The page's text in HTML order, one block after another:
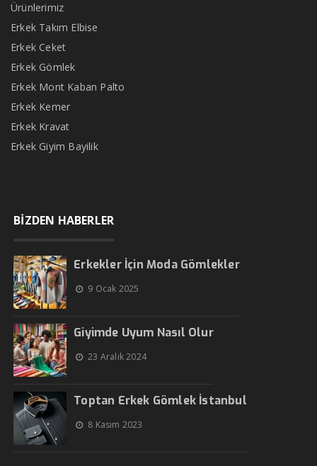
Ürünlerimiz
Erkek Takım Elbise
Erkek Ceket
Erkek Gömlek
Erkek Mont Kaban Palto
Erkek Kemer
Erkek Kravat
Erkek Giyim Bayilik
BİZDEN HABERLER
Erkekler İçin Moda Gömlekler
9 Ocak 2025
Giyimde Uyum Nasıl Olur
23 Aralık 2024
Toptan Erkek Gömlek İstanbul
8 Kasım 2023